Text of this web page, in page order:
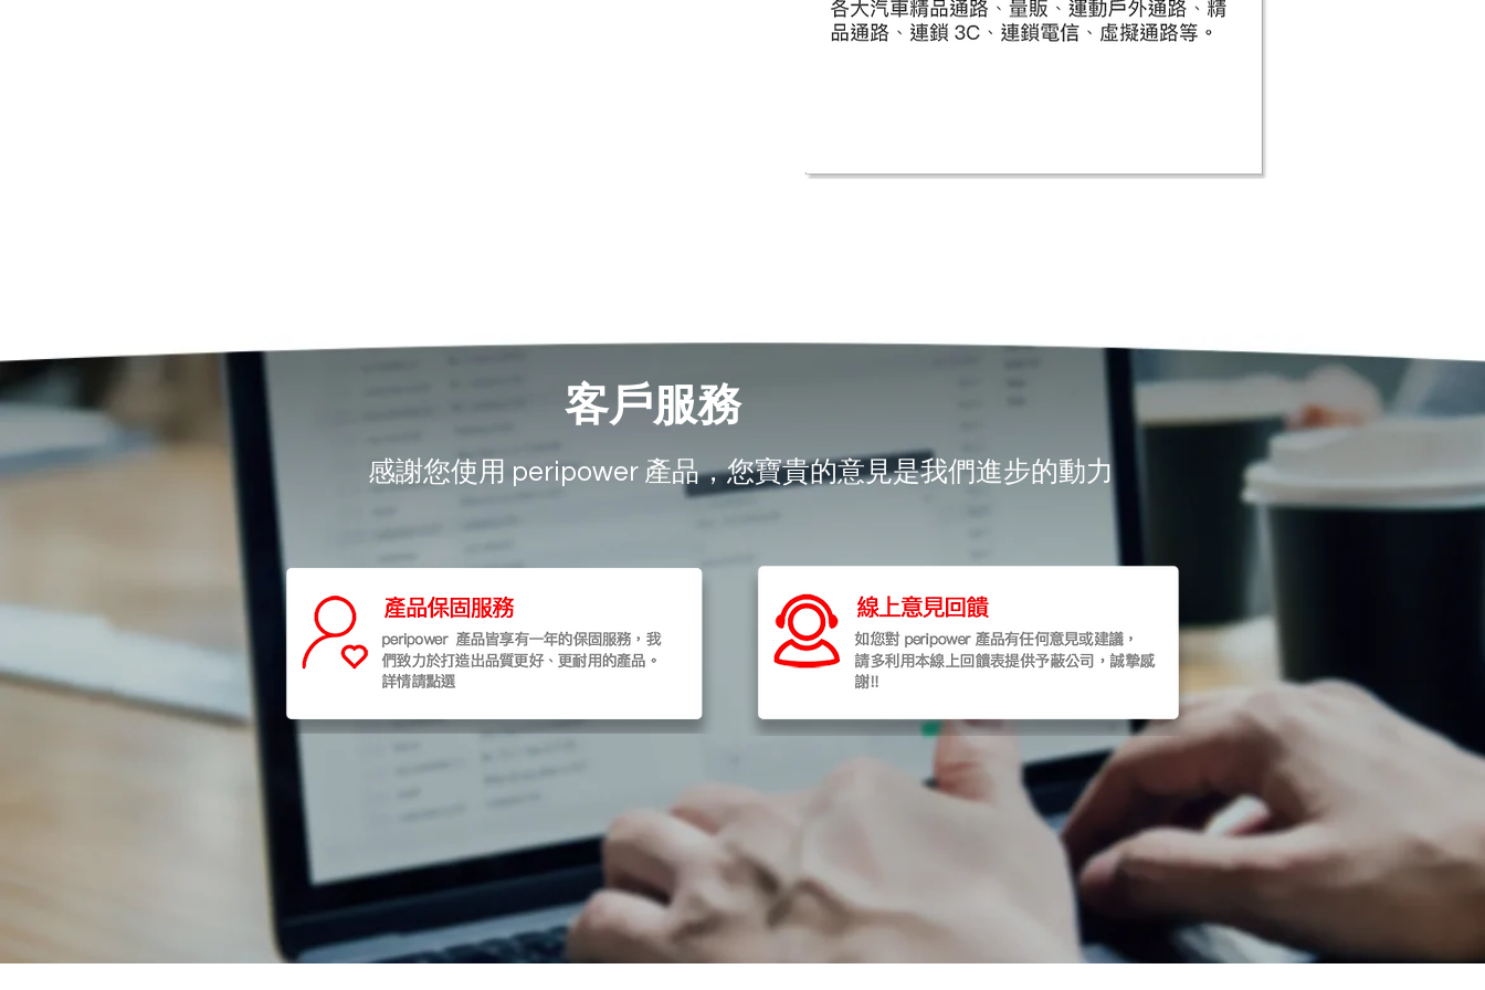
客戶服務
感謝您使用 peripower 產品，您寶貴的意見是我們進步的動力